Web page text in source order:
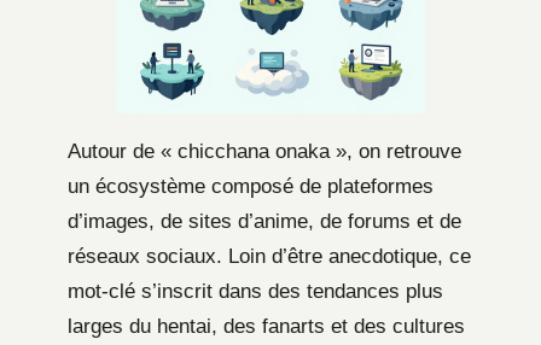
Autour de « chicchana onaka », on retrouve
un écosystème composé de plateformes
d’images, de sites d’anime, de forums et de
réseaux sociaux. Loin d’être anecdotique, ce
mot-clé s’inscrit dans des tendances plus
larges du hentai, des fanarts et des cultures